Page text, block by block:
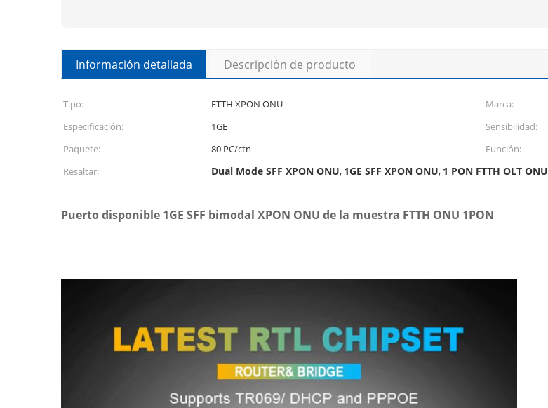
Información detallada Descripción de producto
Tipo: FTTH XPON ONU Marca:
Especificación:
1GE Sensibilidad:
Paquete:
80 PC/ctn Función:
Resaltar:
Dual Mode SFF XPON ONU, 1GE SFF XPON ONU, 1 PON FTTH OLT ONU
Puerto disponible 1GE SFF bimodal XPON ONU de la muestra FTTH ONU 1PON